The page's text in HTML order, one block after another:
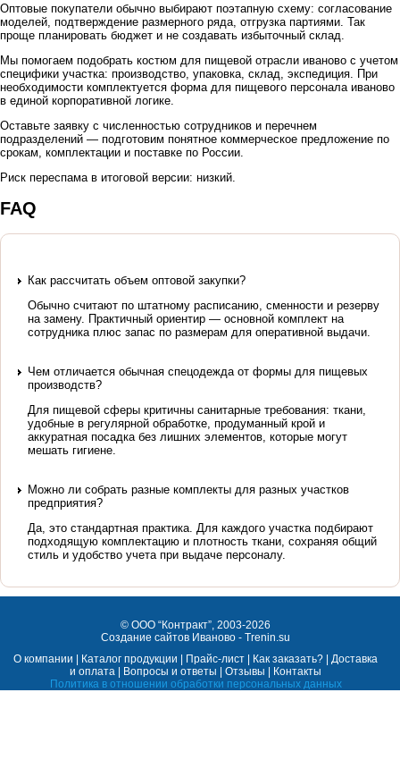
Оптовые покупатели обычно выбирают поэтапную схему: согласование
моделей, подтверждение размерного ряда, отгрузка партиями. Так
проще планировать бюджет и не создавать избыточный склад.
Мы помогаем подобрать костюм для пищевой отрасли иваново с учетом
специфики участка: производство, упаковка, склад, экспедиция. При
необходимости комплектуется форма для пищевого персонала иваново
в единой корпоративной логике.
Оставьте заявку с численностью сотрудников и перечнем
подразделений — подготовим понятное коммерческое предложение по
срокам, комплектации и поставке по России.
Риск переспама в итоговой версии: низкий.
FAQ
Как рассчитать объем оптовой закупки?
Обычно считают по штатному расписанию, сменности и резерву
на замену. Практичный ориентир — основной комплект на
сотрудника плюс запас по размерам для оперативной выдачи.
Чем отличается обычная спецодежда от формы для пищевых
производств?
Для пищевой сферы критичны санитарные требования: ткани,
удобные в регулярной обработке, продуманный крой и
аккуратная посадка без лишних элементов, которые могут
мешать гигиене.
Можно ли собрать разные комплекты для разных участков
предприятия?
Да, это стандартная практика. Для каждого участка подбирают
подходящую комплектацию и плотность ткани, сохраняя общий
стиль и удобство учета при выдаче персоналу.
© ООО “Контракт”, 2003-2026
Cоздание сайтов Иваново - Trenin.su
О компании
Каталог продукции Прайс-лист Как заказать?
Доставка
и оплата
Вопросы и ответы Отзывы
Контакты
Политика в отношении обработки персональных данных